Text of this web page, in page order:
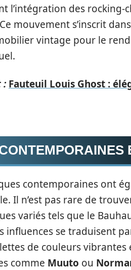
l’intégration des rocking-
mouvement s’inscrit
vintage pour le
: Fauteuil Louis Ghost :
contemporaines ont
Il n’est pas rare de
variés tels que le
influences se traduisent
de couleurs vibrantes
comme Muuto ou